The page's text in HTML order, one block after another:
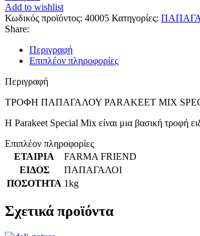
Mix
Special
1kg
ποσότητα
Add to wishlist
Κωδικός προϊόντος: 40005 Κατηγορίες:
Share:
Περιγραφή
Επιπλέον πληροφορίες
Περιγραφή
ΤΡΟΦΗ ΠΑΠΑΓΑΛΟΥ PARAKEET MIX
H Parakeet Special Mix είναι μια βασική τροφή
Επιπλέον πληροφορίες
ΕΤΑΙΡΙΑ
FARMA FRIEND
ΕΙΔΟΣ
ΠΑΠΑΓΑΛΟΙ
ΠΟΣΟΤΗΤΑ 1kg
Σχετικά προϊόντα